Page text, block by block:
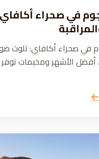
في صحراء
في صحراء أكافاي: تلوث
أفضل الأشهر ومخيمات